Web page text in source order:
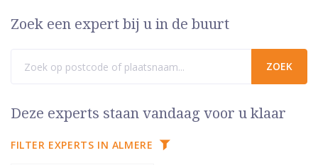
Zoek een expert bij u in de buurt
Deze experts staan vandaag voor u klaar
FILTER EXPERTS IN ALMERE